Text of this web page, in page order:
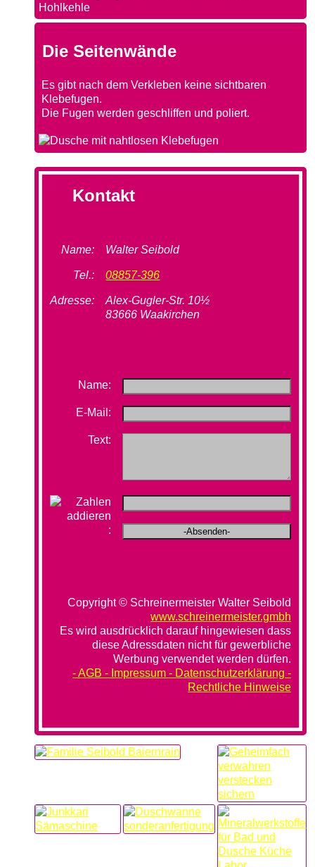
Die Seitenwände
Es gibt nach dem Verkleben keine sichtbaren
Klebefugen.
Die Fugen werden geschliffen und poliert.
Kontakt
Name: Walter Seibold
Tel.: 08857-396
Adresse:
Alex-Gugler-Str. 10½
83666 Waakirchen
Name:
E-Mail:
Text:
:
Copyright © Schreinermeister Walter Seibold
www.schreinermeister.gmbh
Es wird ausdrücklich darauf hingewiesen dass
diese Adressdaten nicht für gewerbliche
Werbung verwendet werden dürfen.
- AGB - Impressum - Datenschutzerklärung -
Rechtliche Hinweise